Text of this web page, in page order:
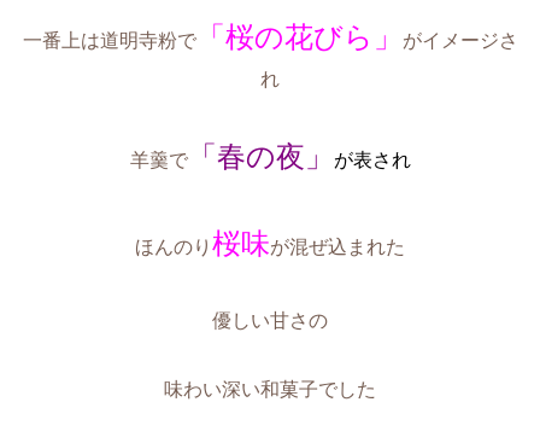
一番上は道明寺粉で「桜の花びら」
がイメージさ
れ
羊羹で「春の夜」 が表され
ほんのり 桜味が混ぜ込まれた
優しい甘さの
味わい深い和菓子でした